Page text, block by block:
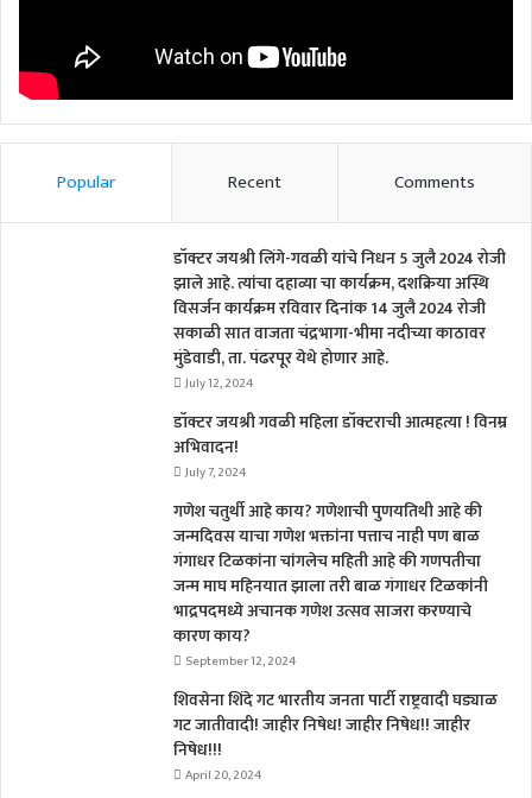
Popular Recent Comments
डॉक्टर जयश्री लिंगे-गवळी यांचे निधन 5 जुलै 2024 रोजी
झाले आहे. त्यांचा दहाव्या चा कार्यक्रम, दशक्रिया अस्थि
विसर्जन कार्यक्रम रविवार दिनांक 14 जुलै 2024 रोजी
सकाळी सात वाजता चंद्रभागा-भीमा नदीच्या काठावर
मुंडेवाडी, ता. पंढरपूर येथे होणार आहे.
July 12, 2024
डॉक्टर जयश्री गवळी महिला डॉक्टराची आत्महत्या ! विनम्र
अभिवादन!
July 7, 2024
गणेश चतुर्थी आहे काय? गणेशाची पुणयतिथी आहे की
जन्मदिवस याचा गणेश भक्तांना पत्ताच नाही पण बाळ
गंगाधर टिळकांना चांगलेच महिती आहे की गणपतीचा
जन्म माघ महिनयात झाला तरी बाळ गंगाधर टिळकांनी
भाद्रपदमध्ये अचानक गणेश उत्सव साजरा करण्याचे
कारण काय?
September 12, 2024
शिवसेना शिंदे गट भारतीय जनता पार्टी राष्ट्रवादी घड्याळ
गट जातीवादी! जाहीर निषेध! जाहीर निषेध!! जाहीर
निषेध!!!
April 20, 2024